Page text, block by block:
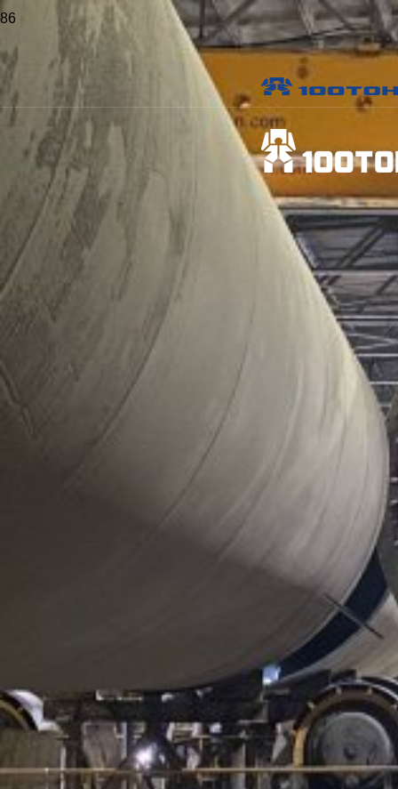
Проекты
Установка обрабатывающих центров в
проектное положение
Установка обрабатывающих
центров в проектное
положение
Заказчик:
Ярославский
электромашиностроительный завод (ОАО "Элдин")
Объект: Ярославский электромашиностроительный
завод
Местоположение:
Ярославль
30 января 2017 г.
Перемещение
Металлургия и металлообработка
электромашиностроительном заводе специалистами
«100 ТОНН» завершены работы по установке в
проектное положение двух обрабатывающих центров
производства MAG HÜLLER HILLE концерна FFG Werke-
Drehmaschinen, ФРГ. Транспорт с оборудованием не
проходил под низкой эстакадой перед цехом, поэтому